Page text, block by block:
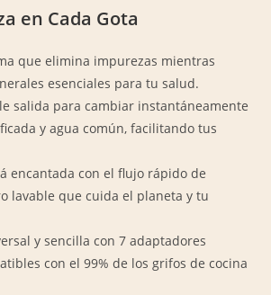
en Cada Gota
que elimina impurezas mientras
esenciales para tu salud.
salida para cambiar instantáneamente
y agua común, facilitando tus
encantada con el flujo rápido de
lavable que cuida el planeta y tu
y sencilla con 7 adaptadores
con el 99% de los grifos de cocina